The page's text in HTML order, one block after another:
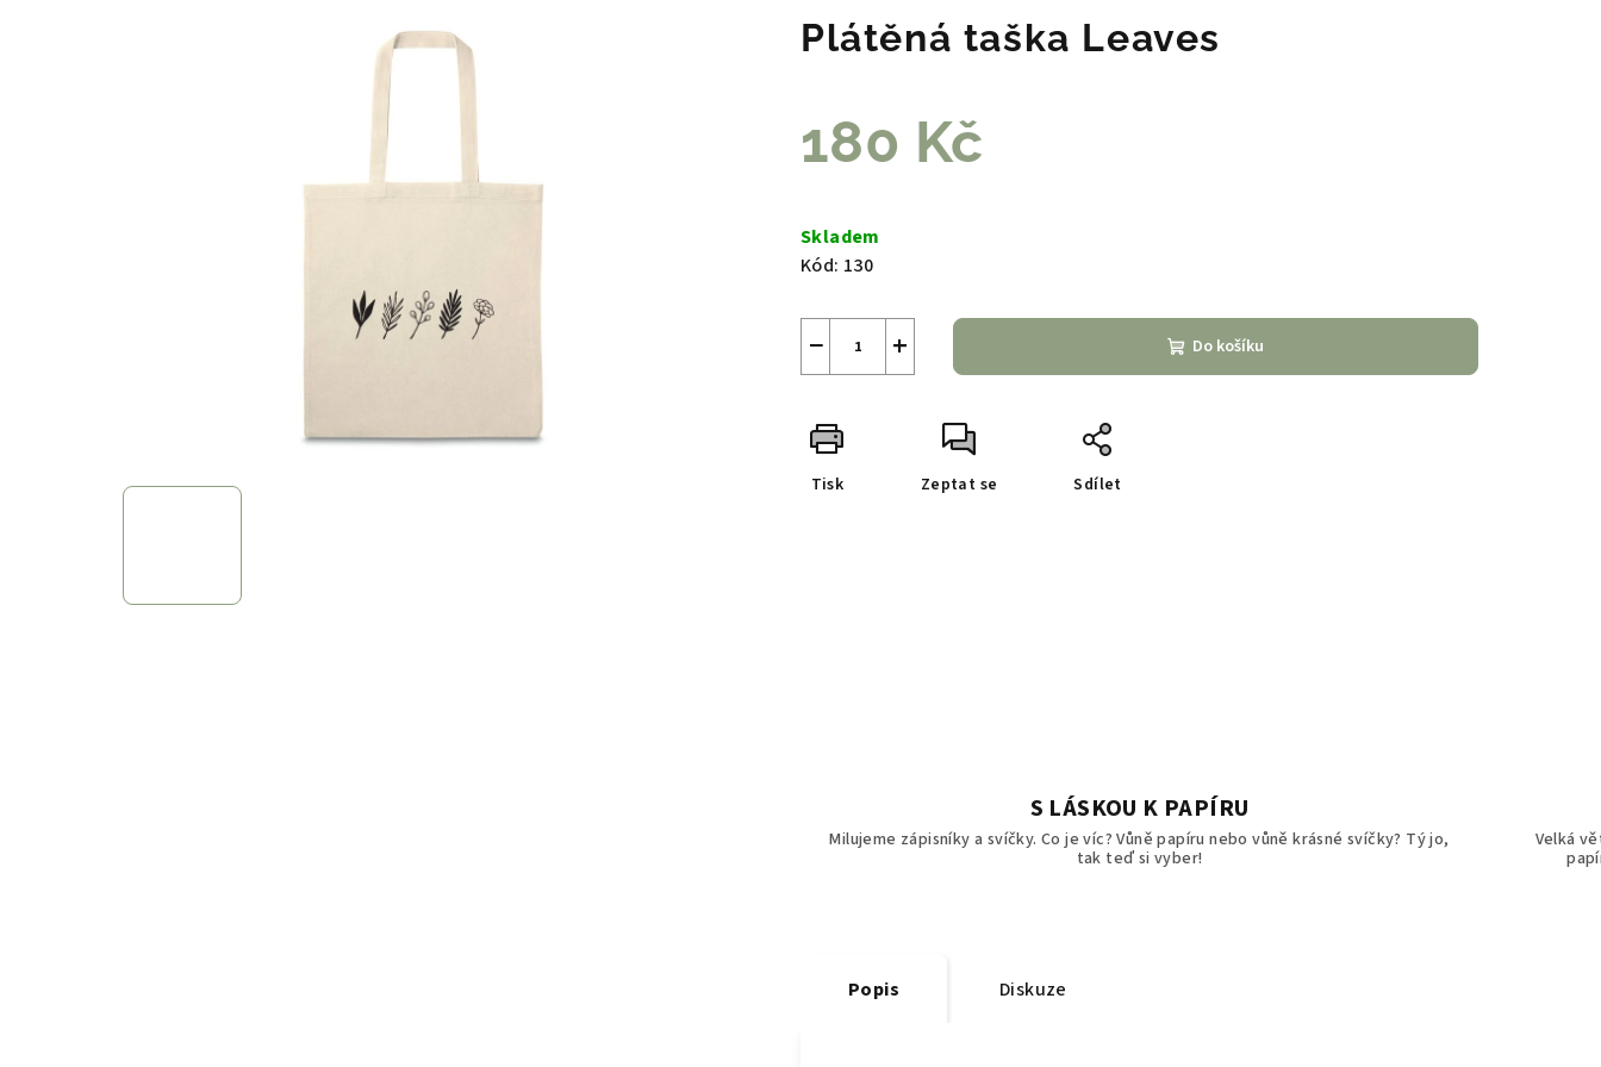
Plátěná taška Leaves
180 Kč
cena:
Skladem
Kód: 130
+
− Do košíku
Tisk Zeptat se Sdílet
S LÁSKOU K PAPÍRU
Milujeme zápisníky a svíčky. Co je víc? Vůně papíru nebo vůně krásné svíčky? Tý jo,
tak teď si vyber!
Velká
Popis Diskuze